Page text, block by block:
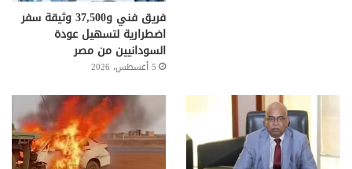
فريق فني و37,500 وثيقة سفر
اضطرارية لتسهيل عودة
السودانيين من مصر
5 أغسطس، 2026